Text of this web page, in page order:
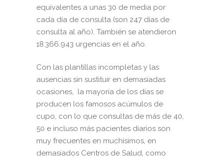
equivalentes a unas 30 de media por
cada día de consulta (son 247 días de
consulta al año). También se atendieron
18.366.943 urgencias en el año.
Con las plantillas incompletas y las
ausencias sin sustituir en demasiadas
ocasiones, la mayoría de los días se
producen los famosos acúmulos de
cupo, con lo que consultas de más de 40,
50 e incluso más pacientes diarios son
muy frecuentes en muchísimos, en
demasiados Centros de Salud, como